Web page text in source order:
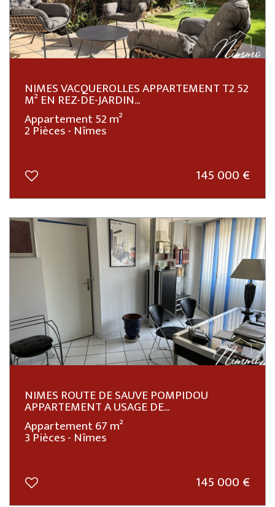
NIMES VACQUEROLLES APPARTEMENT T2 52
M² EN REZ-DE-JARDIN...
Appartement 52 m²
2 Pièces - Nîmes
145 000 €
NIMES ROUTE DE SAUVE POMPIDOU
APPARTEMENT A USAGE DE...
Appartement 67 m²
3 Pièces - Nîmes
145 000 €